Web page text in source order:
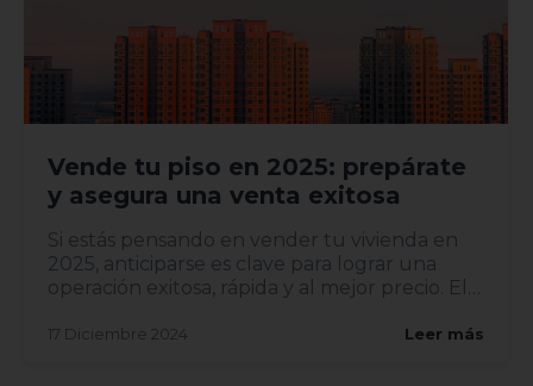
Vende tu piso en 2025: prepárate
y asegura una venta exitosa
Si estás pensando en vender tu vivienda en
2025, anticiparse es clave para lograr una
operación exitosa, rápida y al mejor precio. El
17 Diciembre 2024 Leer más